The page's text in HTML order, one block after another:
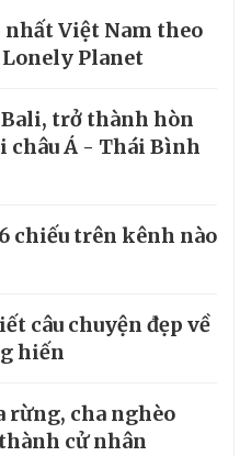
nhất Việt Nam theo
Planet
Bali, trở thành hòn
châu Á - Thái Bình
chiếu trên kênh nào
câu chuyện đẹp về
hiến
rừng, cha nghèo
cử nhân